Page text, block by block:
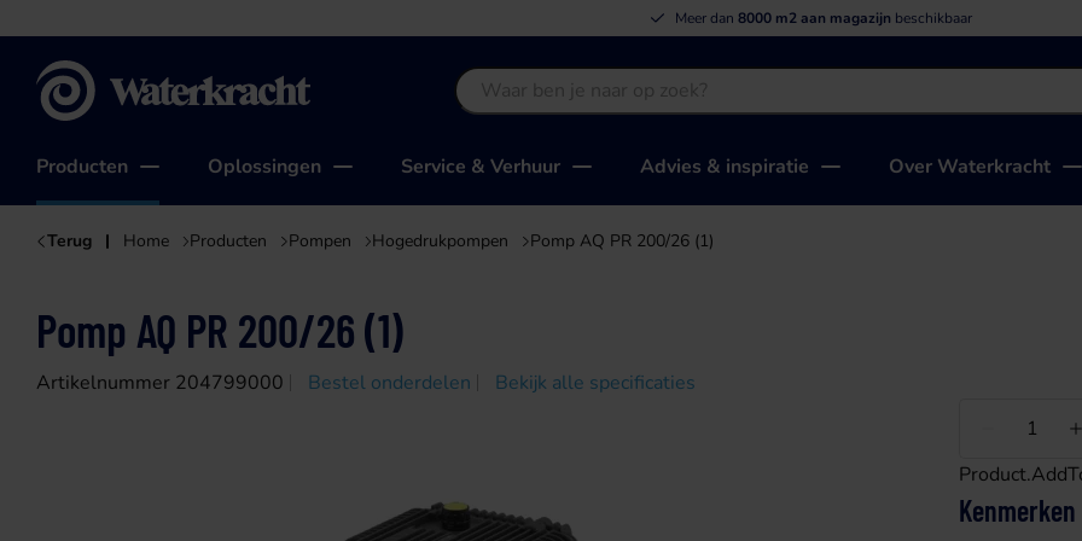
Meer dan 8000 m2 aan magazijn beschikbaar
Producten Oplossingen Service & Verhuur Advies & inspiratie Over Waterkracht
Terug Home Producten Pompen Hogedrukpompen Pomp AQ PR 200/26 (1)
Pomp AQ PR 200/26 (1)
Artikelnummer 204799000 Bestel onderdelen Bekijk alle specificaties
Minder
Kenmerken